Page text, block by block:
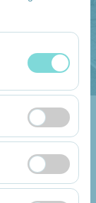
wie
Daten
zu
Ihre